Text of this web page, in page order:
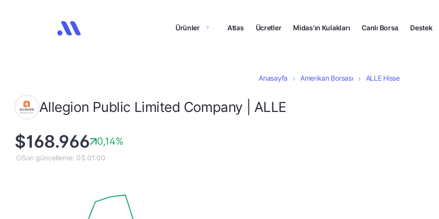
Ürünler Atlas Ücretler Midas’ın Kulakları Canlı Borsa Destek
Anasayfa Amerikan Borsası ALLE Hisse
Allegion Public Limited Company | ALLE
$168.966 0,14%
Son güncelleme: 03:01:00